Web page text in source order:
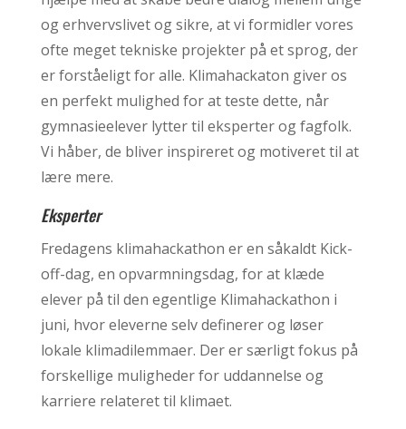
og erhvervslivet og sikre, at vi formidler vores
ofte meget tekniske projekter på et sprog, der
er forståeligt for alle. Klimahackaton giver os
en perfekt mulighed for at teste dette, når
gymnasieelever lytter til eksperter og fagfolk.
Vi håber, de bliver inspireret og motiveret til at
lære mere.
Eksperter
Fredagens klimahackathon er en såkaldt Kick-
off-dag, en opvarmningsdag, for at klæde
elever på til den egentlige Klimahackathon i
juni, hvor eleverne selv definerer og løser
lokale klimadilemmaer. Der er særligt fokus på
forskellige muligheder for uddannelse og
karriere relateret til klimaet.